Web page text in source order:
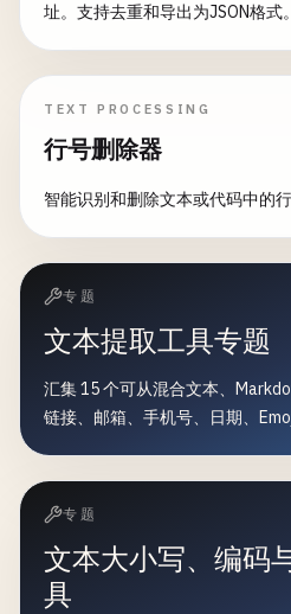
址。支持去重和导出为JSON格式。
TEXT PROCESSING
行号删除器
智能识别和删除文本或代码中的
专题
文本提取工具专题
汇集 15 个可从混合文本、
链接、邮箱、手机号、日期、
专题
文本大小写、编码
具